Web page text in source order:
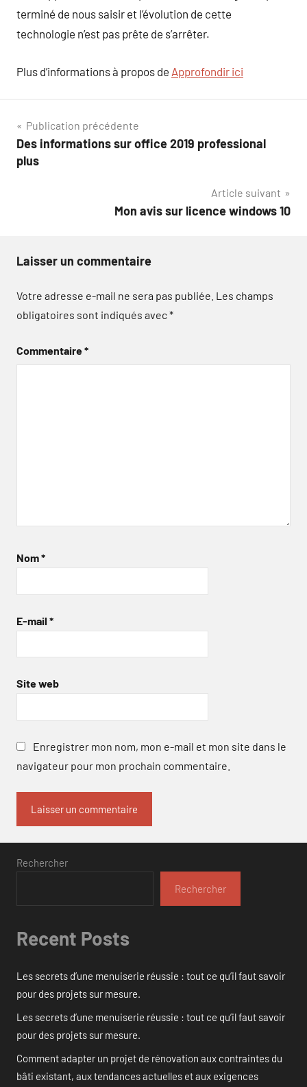
terminé de nous saisir et l’évolution de cette
technologie n’est pas prête de s’arrêter.
Plus d’informations à propos de Approfondir ici
Navigation
de
Publication précédente
Des informations sur office 2019 professional
plus
Article suivant
Mon avis sur licence windows 10
Laisser un commentaire
Votre adresse e-mail ne sera pas publiée. Les champs
obligatoires sont indiqués avec*
Commentaire*
Nom*
E-mail *
Site web
Enregistrer mon nom, mon e-mail et mon site dans le
navigateur pour mon prochain commentaire.
Rechercher
Rechercher
Recent Posts
Les secrets d’une menuiserie réussie : tout ce qu’il faut savoir
pour des projets sur mesure.
Les secrets d’une menuiserie réussie : tout ce qu’il faut savoir
pour des projets sur mesure.
Comment adapter un projet de rénovation aux contraintes du
bâti existant, aux tendances actuelles et aux exigences